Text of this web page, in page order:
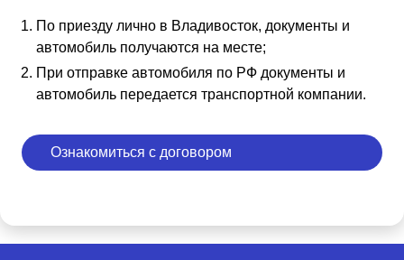
По приезду лично в Владивосток, документы и
автомобиль получаются на месте;
При отправке автомобиля по РФ документы и
автомобиль передается транспортной компании.
Ознакомиться с договором